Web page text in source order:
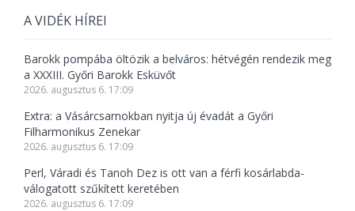
A VIDÉK HÍREI
Barokk pompába öltözik a belváros: hétvégén rendezik meg
a XXXIII. Győri Barokk Esküvőt
2026. augusztus 6. 17:09
Extra: a Vásárcsarnokban nyitja új évadát a Győri
Filharmonikus Zenekar
2026. augusztus 6. 17:09
Perl, Váradi és Tanoh Dez is ott van a férfi kosárlabda-
válogatott szűkített keretében
2026. augusztus 6. 17:09